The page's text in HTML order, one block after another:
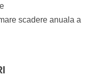
scadere anuala a